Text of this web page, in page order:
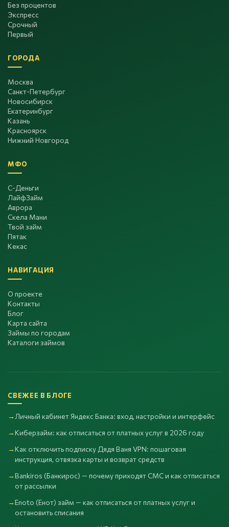
Без процентов
Экспресс
Срочный
Первый
ГОРОДА
Москва
Санкт-Петербург
Новосибирск
Екатеринбург
Казань
Красноярск
Нижний Новгород
МФО
С-Деньги
ЛайфЗайм
Аврора
Скела Мани
Твой займ
Пятак
Кекас
НАВИГАЦИЯ
О проекте
Контакты
Блог
Карта сайта
Займы по городам
Каталоги займов
СВЕЖЕЕ В БЛОГЕ
Личный кабинет Яндекс Банка: вход, настройки и интерфейс
Киберзайм: как отписаться от платных услуг в 2026 году
Как отключить подписку Дядя Ваня VPN: пошаговая
инструкция, отвязка карты и возврат средств
Bankiros (Банкирос) — почему приходят СМС и как отписаться
от рассылки
Enoto (Енот) займ — как отписаться от платных услуг и
остановить списания